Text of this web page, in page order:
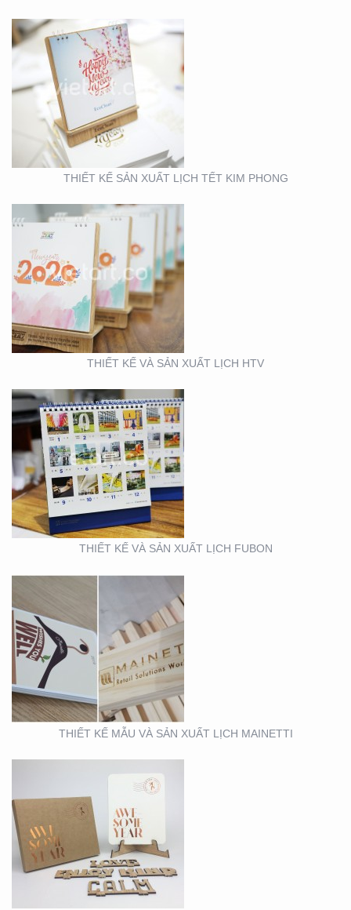
THIẾT KẾ SẢN XUẤT LỊCH TẾT KIM PHONG
THIẾT KẾ VÀ SẢN XUẤT
LỊCH HTV
THIẾT KẾ VÀ SẢN XUẤT LỊCH HTV
THIẾT KẾ VÀ SẢN XUẤT
LỊCH FUBON
THIẾT KẾ VÀ SẢN XUẤT LỊCH FUBON
THIẾT KẾ MẪU VÀ SẢN
XUẤT LỊCH MAINETTI
THIẾT KẾ MẪU VÀ SẢN XUẤT LỊCH MAINETTI
MẪU THIẾT KẾ LỊCH
TẾT
MẪU THIẾT KẾ THIỆP
TẾT RICHS